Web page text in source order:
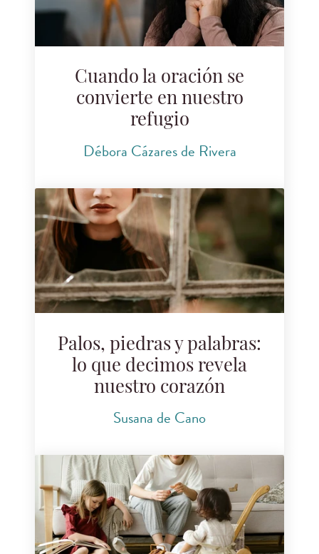
Cuando la oración se
convierte en nuestro
refugio
Débora Cázares de Rivera
Palos, piedras y palabras:
lo que decimos revela
nuestro corazón
Susana de Cano